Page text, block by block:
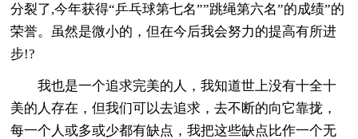
分裂了,今年获得“乒乓球第七名””跳绳第六名”的成绩”的
荣誉。虽然是微小的，但在今后我会努力的提高有所进
步!?
我也是一个追求完美的人，我知道世上没有十全十
美的人存在，但我们可以去追求，去不断的向它靠拢，
每一个人或多或少都有缺点，我把这些缺点比作一个无